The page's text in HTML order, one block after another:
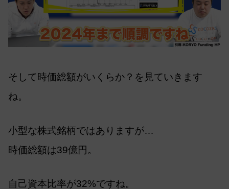
そして時価総額がいくらか？を見ていきます
ね。
小型な株式銘柄ではありますが…
時価総額は39億円。
自己資本比率が32%ですね。